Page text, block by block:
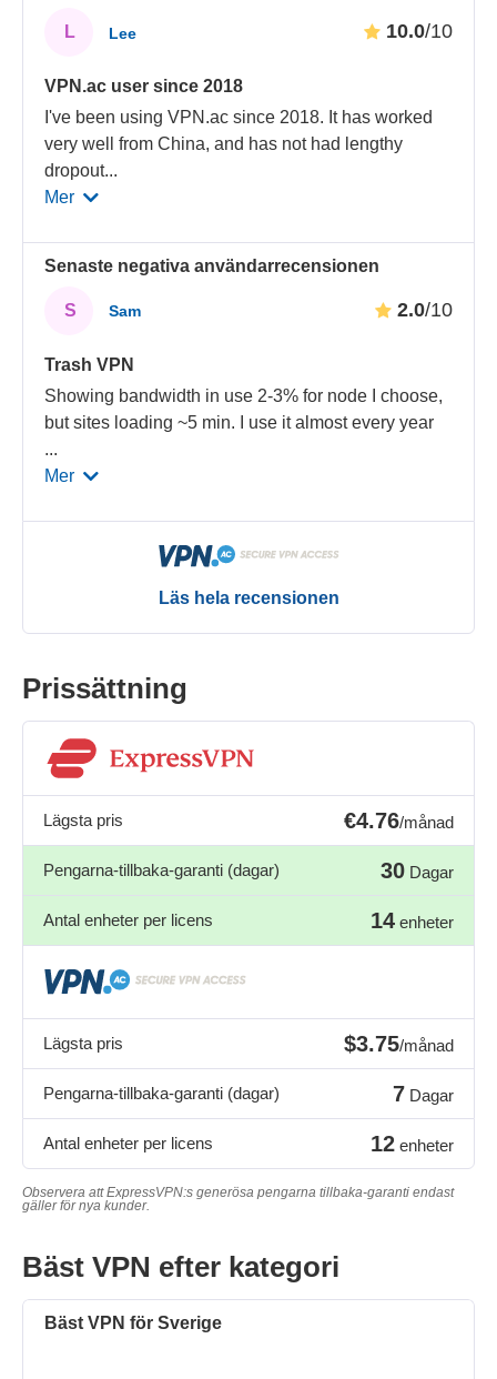
L Lee 10.0/10
VPN.ac user since 2018
I've been using VPN.ac since 2018. It has worked
very well from China, and has not had lengthy
dropout...
Mer
Senaste negativa användarrecensionen
S Sam 2.0/10
Trash VPN
Showing bandwidth in use 2-3% for node I choose,
but sites loading ~5 min. I use it almost every year
...
Mer
Läs hela recensionen
Prissättning
Lägsta pris €4.76/månad
Pengarna-tillbaka-garanti (dagar) 30 Dagar
Antal enheter per licens 14 enheter
Lägsta pris $3.75/månad
Pengarna-tillbaka-garanti (dagar) 7 Dagar
Antal enheter per licens 12 enheter
Observera att ExpressVPN:s generösa pengarna tillbaka-garanti endast
gäller för nya kunder.
Bäst VPN efter kategori
Bäst VPN för Sverige